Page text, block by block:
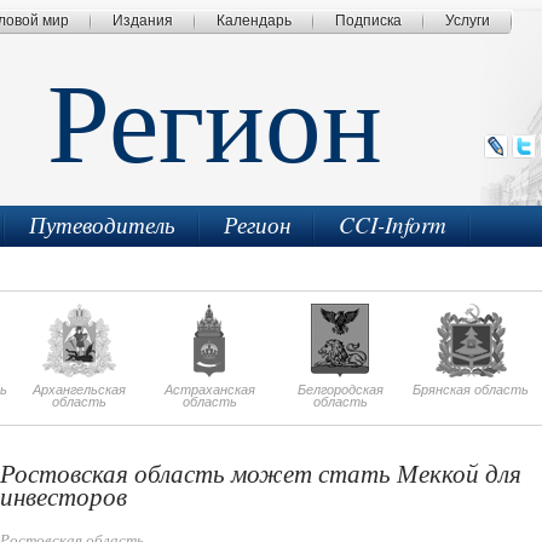
мир Издания Календарь Подписка Услуги
Регион
Путеводитель Регион CCI-Inform
Архангельская
область
Астраханская
область
Белгородская
область
Брянская область
Ростовская область может стать Меккой для
инвесторов